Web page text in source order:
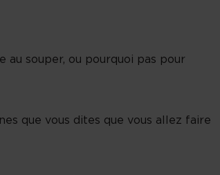
souper, ou pourquoi pas pour
que vous dites que vous allez faire